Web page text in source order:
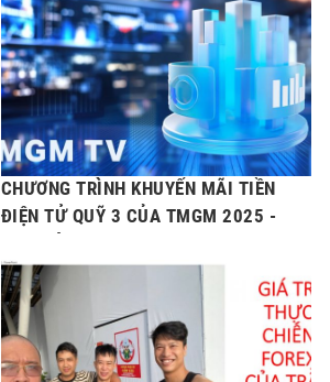
CHƯƠNG TRÌNH KHUYẾN MÃI TIỀN
ĐIỆN TỬ QUỸ 3 CỦA TMGM 2025 -